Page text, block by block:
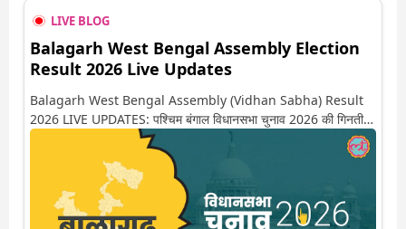
LIVE BLOG
Balagarh West Bengal Assembly Election
Result 2026 Live Updates
Balagarh West Bengal Assembly (Vidhan Sabha) Result
2026 LIVE UPDATES: पश्चिम बंगाल विधानसभा चुनाव 2026 की गिनती
अगले कुछ ही देर में शुरू होने वाली है. यहां देखें बालागढ़ सीट पर कौन आगे-कौन
पीछे से लेकर किस तरफ जा रहें है रुझान. साथ ही पाइए इस सीट पर हो रही हर
एक हलचल की अपडेट वो भी रियल टाइम में